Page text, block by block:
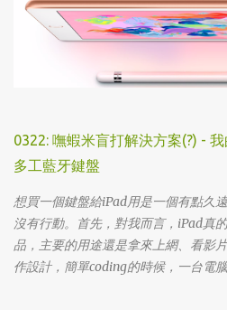
0322: 嘸蝦米盲打解決方案(?) -
多工藍牙鍵盤
想買一個鍵盤給iPad用是一個有點久
沒有行動。首先，對我而言，iPad真
品，主要的用途還是拿來上網、看影
作設計，簡單coding的時候，一台電